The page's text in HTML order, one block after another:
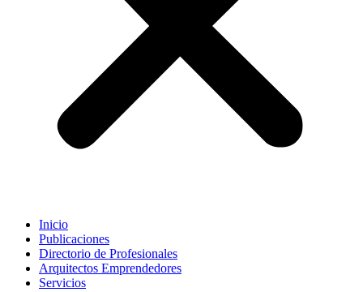
Inicio
Publicaciones
Directorio de Profesionales
Arquitectos Emprendedores
Servicios